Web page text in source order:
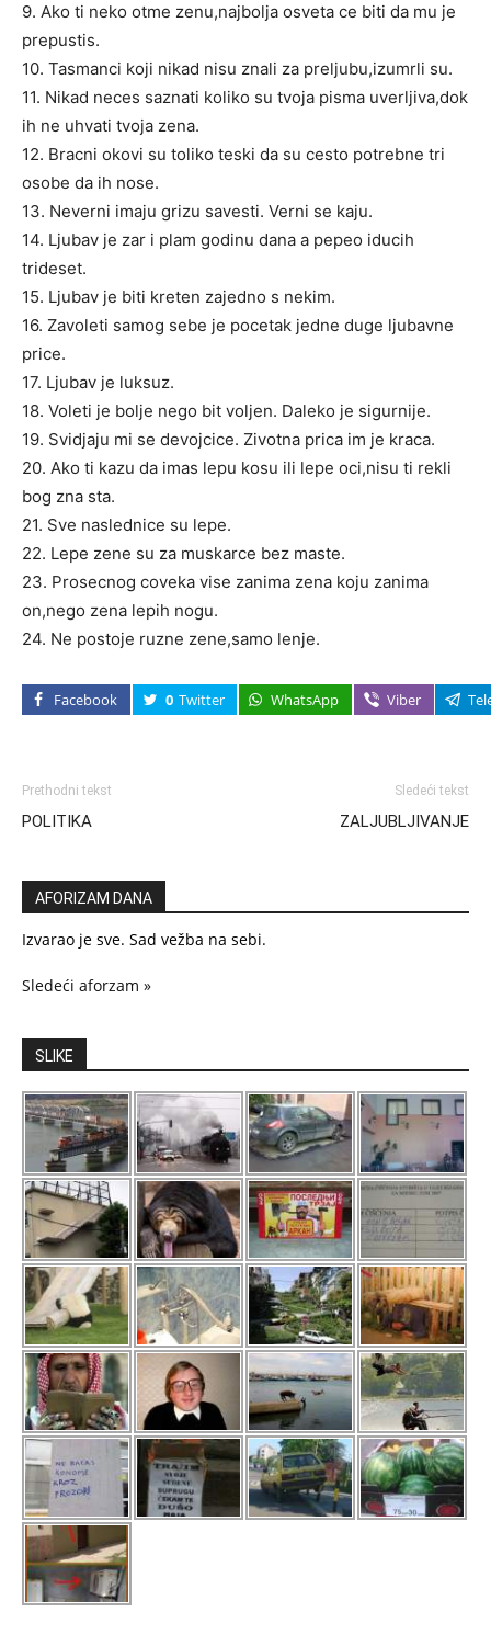
9. Ako ti neko otme zenu,najbolja osveta ce biti da mu je
prepustis.
10. Tasmanci koji nikad nisu znali za preljubu,izumrli su.
11. Nikad neces saznati koliko su tvoja pisma uverljiva,dok
ih ne uhvati tvoja zena.
12. Bracni okovi su toliko teski da su cesto potrebne tri
osobe da ih nose.
13. Neverni imaju grizu savesti. Verni se kaju.
14. Ljubav je zar i plam godinu dana a pepeo iducih
trideset.
15. Ljubav je biti kreten zajedno s nekim.
16. Zavoleti samog sebe je pocetak jedne duge ljubavne
price.
17. Ljubav je luksuz.
18. Voleti je bolje nego bit voljen. Daleko je sigurnije.
19. Svidjaju mi se devojcice. Zivotna prica im je kraca.
20. Ako ti kazu da imas lepu kosu ili lepe oci,nisu ti rekli
bog zna sta.
21. Sve naslednice su lepe.
22. Lepe zene su za muskarce bez maste.
23. Prosecnog coveka vise zanima zena koju zanima
on,nego zena lepih nogu.
24. Ne postoje ruzne zene,samo lenje.
Facebook 0 Twitter WhatsApp Viber
Prethodni tekst
POLITIKA
Sledeći tekst
ZALJUBLJIVANJE
AFORIZAM DANA
Izvarao je sve. Sad vežba na sebi.
Sledeći aforzam »
SLIKE